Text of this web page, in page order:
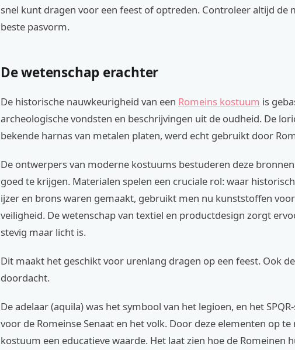
snel kunt dragen voor een feest of optreden. Controleer altijd de
beste pasvorm.
De wetenschap erachter
De historische nauwkeurigheid van een Romeins kostuum is
archeologische vondsten en beschrijvingen uit de oudheid. De
bekende harnas van metalen platen, werd echt gebruikt door
De ontwerpers van moderne kostuums bestuderen deze
goed te krijgen. Materialen spelen een cruciale rol: waar
ijzer en brons waren gemaakt, gebruikt men nu kunststoffen
veiligheid. De wetenschap van textiel en productdesign zorgt
stevig maar licht is.
Dit maakt het geschikt voor urenlang dragen op een feest. Ook
doordacht.
De adelaar (aquila) was het symbool van het legioen, en het
voor de Romeinse Senaat en het volk. Door deze elementen op
kostuum een educatieve waarde. Het laat zien hoe de Romeinen